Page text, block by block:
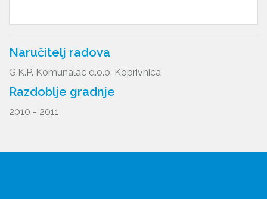
Naručitelj radova
G.K.P. Komunalac d.o.o. Koprivnica
Razdoblje gradnje
2010 - 2011